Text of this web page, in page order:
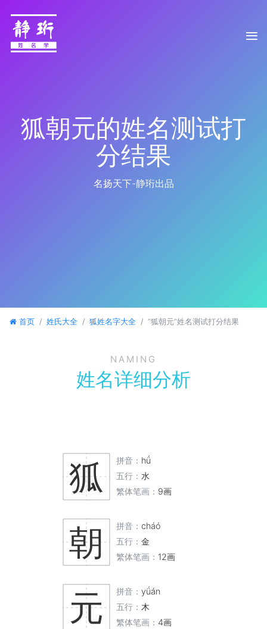
狐朝元的姓名测试打
分结果
名扬天下-静珩出品
首页 姓氏大全 狐姓名字大全 “狐朝元”姓名测试打分结果
NAMING
姓名详细分析
狐 拼音： hǘ
五行： 水
繁体笔画： 9画
朝 拼音： cháó
五行： 金
繁体笔画： 12画
元 拼音： yǘán
五行： 木
繁体笔画： 4画